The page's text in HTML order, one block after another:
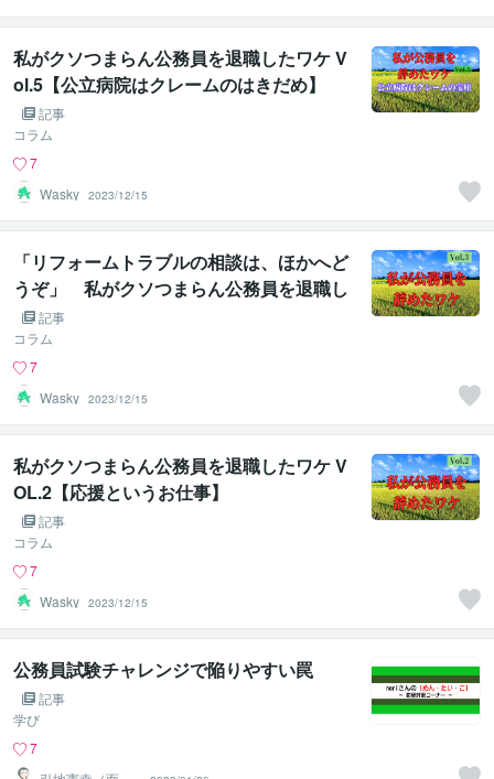
クラフター～
私がクソつまらん公務員を退職したワケ V
ol.5【公立病院はクレームのはきだめ】
記事
コラム
7
Wasky 2023/12/15
「リフォームトラブルの相談は、ほかへど
うぞ」 私がクソつまらん公務員を退職し
たワケ VOL.3【的外れな相談】
記事
コラム
7
Wasky 2023/12/15
私がクソつまらん公務員を退職したワケ V
OL.2【応援というお仕事】
記事
コラム
7
Wasky 2023/12/15
公務員試験チャレンジで陥りやすい罠
記事
学び
7